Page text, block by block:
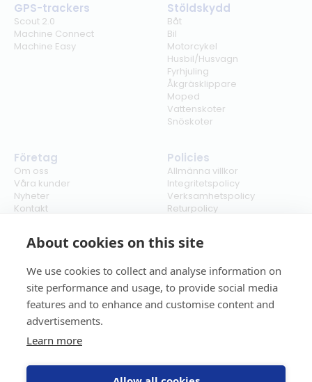
About cookies on this site
We use cookies to collect and analyse information on
site performance and usage, to provide social media
features and to enhance and customise content and
advertisements.
Learn more
GPS-trackers
Scout 2.0
Machine Connect
Machine Easy
Stöldskydd
Båt
Bil
Motorcykel
Husbil/Husvagn
Fyrhjuling
Åkgräsklippare
Moped
Vattenskoter
Snöskoter
Företag
Om oss
Våra kunder
Nyheter
Kontakt
Policies
Allmänna villkor
Integritetspolicy
Verksamhetspolicy
Returpolicy
Cookies